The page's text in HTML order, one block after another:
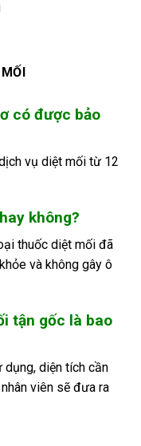
có được bảo
vụ diệt mối từ 12
không?
thuốc diệt mối đã
và không gây ô
tận gốc là bao
dụng, diện tích cần
viên sẽ đưa ra